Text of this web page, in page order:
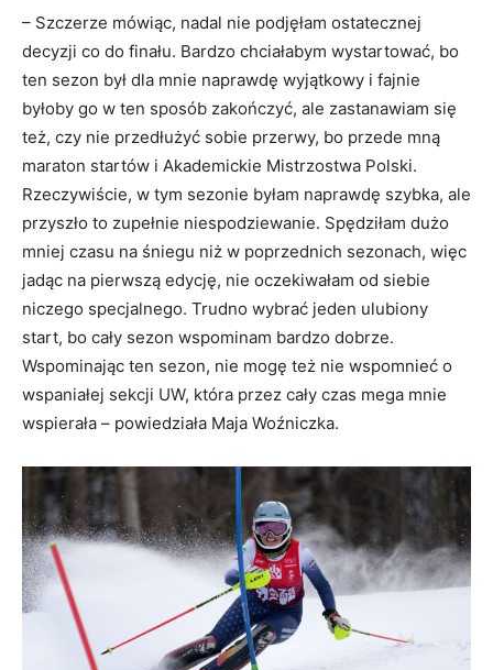
– Szczerze mówiąc, nadal nie podjęłam ostatecznej
decyzji co do finału. Bardzo chciałabym wystartować, bo
ten sezon był dla mnie naprawdę wyjątkowy i fajnie
byłoby go w ten sposób zakończyć, ale zastanawiam się
też, czy nie przedłużyć sobie przerwy, bo przede mną
maraton startów i Akademickie Mistrzostwa Polski.
Rzeczywiście, w tym sezonie byłam naprawdę szybka, ale
przyszło to zupełnie niespodziewanie. Spędziłam dużo
mniej czasu na śniegu niż w poprzednich sezonach, więc
jadąc na pierwszą edycję, nie oczekiwałam od siebie
niczego specjalnego. Trudno wybrać jeden ulubiony
start, bo cały sezon wspominam bardzo dobrze.
Wspominając ten sezon, nie mogę też nie wspomnieć o
wspaniałej sekcji UW, która przez cały czas mega mnie
wspierała – powiedziała Maja Woźniczka.